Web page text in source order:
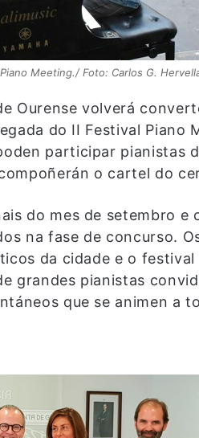
Meeting./ Foto: Carlos G.
Ourense volverá
do II Festival Piano
participar pianistas
o cartel do
do mes de setembro e
na fase de concurso.
da cidade e o
grandes pianistas
que se animen a